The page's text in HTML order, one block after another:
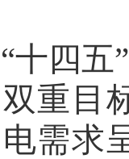
“十四五
重目
需求